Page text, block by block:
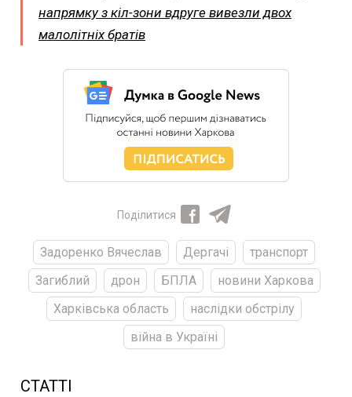
напрямку з кіл-зони вдруге вивезли двох
малолітніх братів
Поділитися
Задоренко Вячеслав Дергачі
транспорт
Загиблий
дрон БПЛА
новини Харкова
Харківська область
наслідки обстрілу
війна в Україні
СТАТТІ